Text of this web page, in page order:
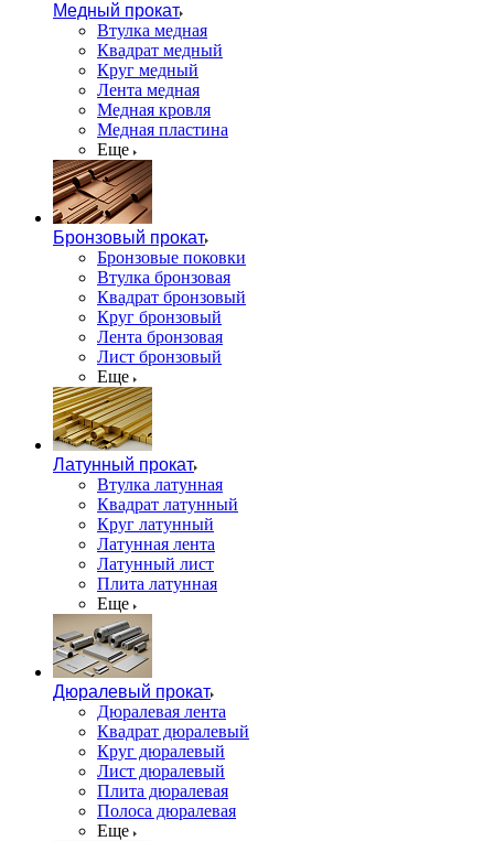
Медный прокат
Втулка медная
Квадрат медный
Круг медный
Лента медная
Медная кровля
Медная пластина
Еще
Бронзовый прокат
Бронзовые поковки
Втулка бронзовая
Квадрат бронзовый
Круг бронзовый
Лента бронзовая
Лист бронзовый
Еще
Латунный прокат
Втулка латунная
Квадрат латунный
Круг латунный
Латунная лента
Латунный лист
Плита латунная
Еще
Дюралевый прокат
Дюралевая лента
Квадрат дюралевый
Круг дюралевый
Лист дюралевый
Плита дюралевая
Полоса дюралевая
Еще